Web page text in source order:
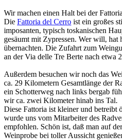
Wir machen einen Halt bei der
Die Fattoria del Cerro ist ein großes
imposanten, typisch toskanischen
gesäumt mit Zypressen. Wer will,
übernachten. Die Zufahrt zum
an der Via delle Tre Berte nach etwa
Außerdem besuchen wir noch das
ca. 29 Kilometern Gesamtlänge der
ein Schotterweg nach links bergab
wir ca. zwei Kilometer hinab ins Tal.
Diese Fattoria ist kleiner und betreibt
wurde uns vom Mitarbeiter des
empfohlen. Schön ist, daß man auf
Weinprobe bei toller Aussicht